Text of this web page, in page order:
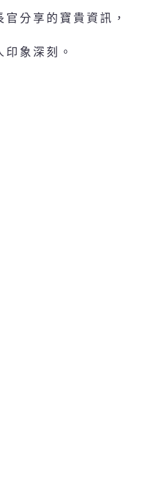
分享的寶貴資訊，
象深刻。